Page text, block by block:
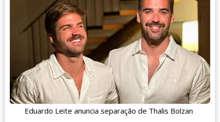
Eduardo Leite anuncia separação de Thalis Bolzan